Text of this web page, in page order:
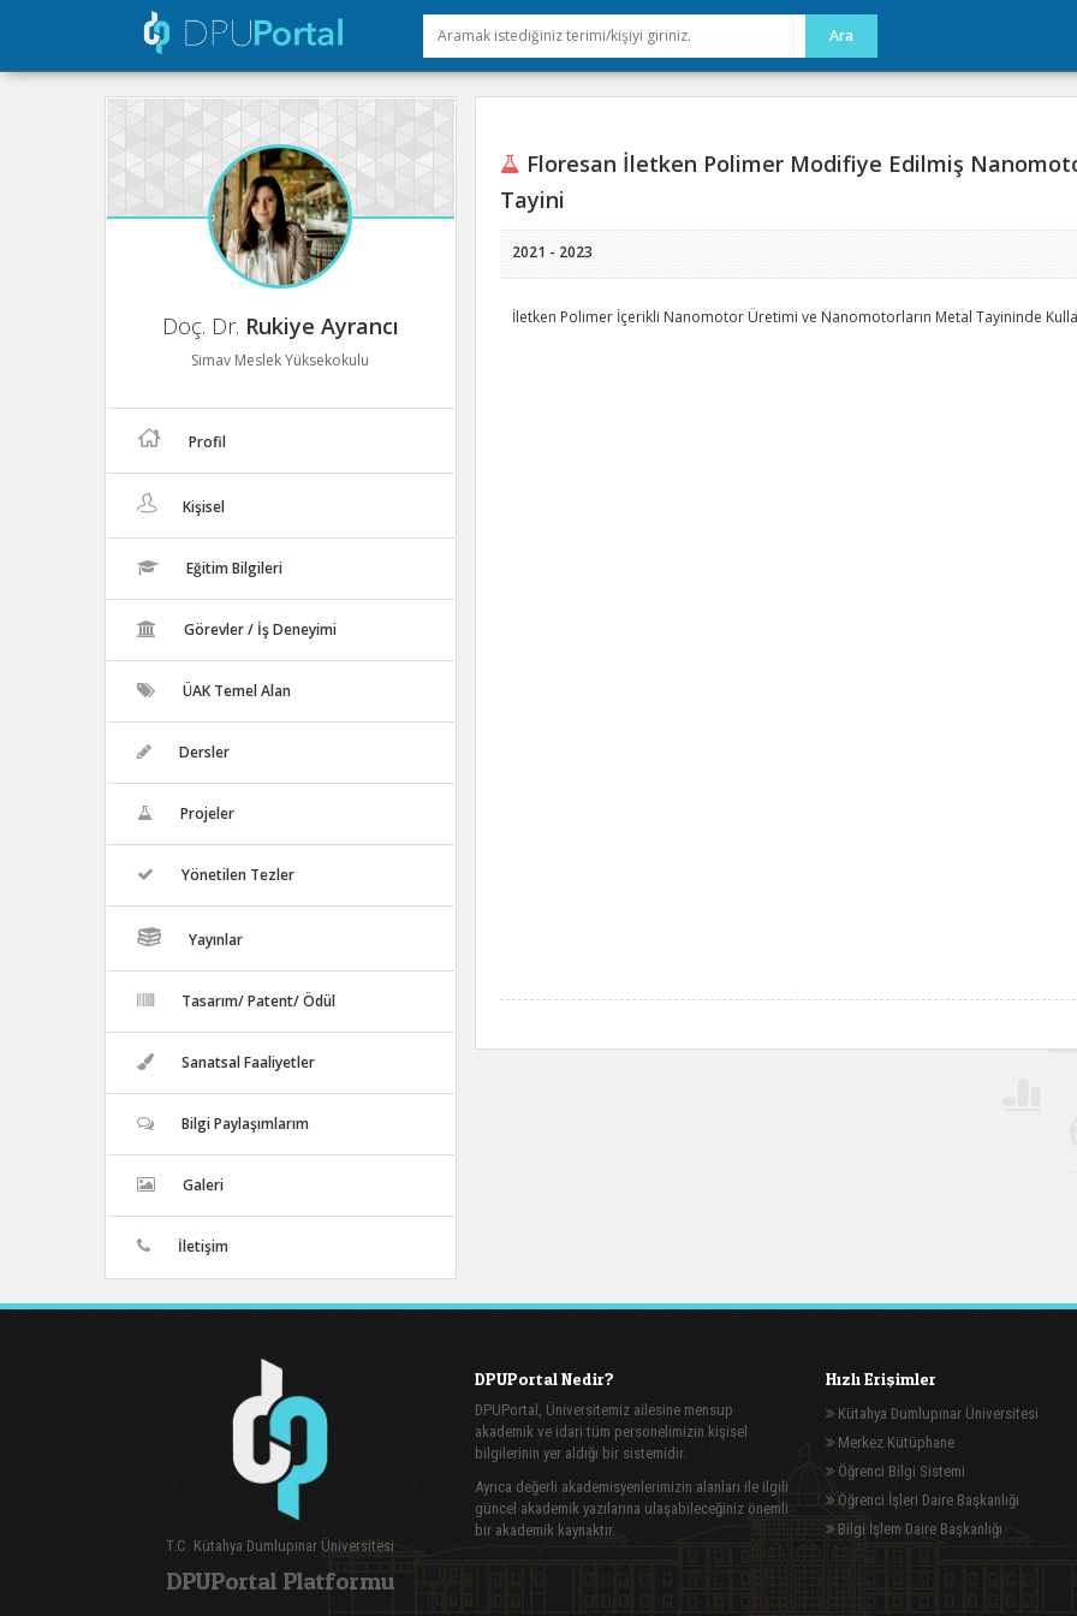
Doç. Dr. Rukiye Ayrancı
Simav Meslek Yüksekokulu
Profil
Kişisel
Eğitim Bilgileri
Görevler / İş Deneyimi
ÜAK Temel Alan
Dersler
Projeler
Yönetilen Tezler
Yayınlar
Tasarım/ Patent/ Ödül
Sanatsal Faaliyetler
Bilgi Paylaşımlarım
Galeri
İletişim
Floresan İletken Polimer Modifiye Edilmiş
Tayini
2021 - 2023
İletken Polimer İçerikli Nanomotor Üretimi ve Nanomotorların Metal Tayininde
T.C. Kütahya Dumlupınar Üniversitesi
DPUPortal Platformu
DPUPortal Nedir?
DPUPortal, Üniversitemiz ailesine mensup
akademik ve idari tüm personelimizin kişisel
bilgilerinin yer aldığı bir sistemidir.
Ayrıca değerli akademisyenlerimizin alanları ile ilgili
güncel akademik yazılarına ulaşabileceğiniz önemli
bir akademik kaynaktır.
Hızlı Erişimler
Kütahya Dumlupınar Üniversitesi
Merkez Kütüphane
Öğrenci Bilgi Sistemi
Öğrenci İşleri Daire Başkanlığı
Bilgi İşlem Daire Başkanlığı